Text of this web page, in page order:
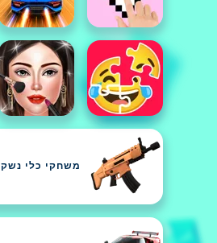
משחקי כלי נשק